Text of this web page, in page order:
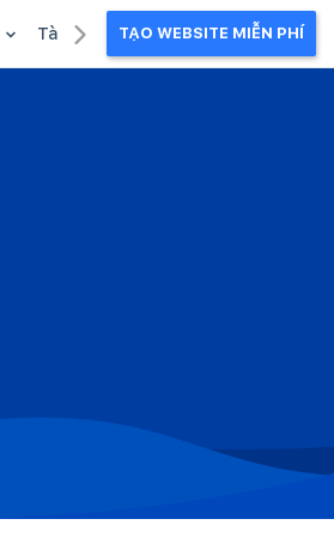
Tài liệu kinh doanhTẠO WEBSITE MIỄN PHÍ